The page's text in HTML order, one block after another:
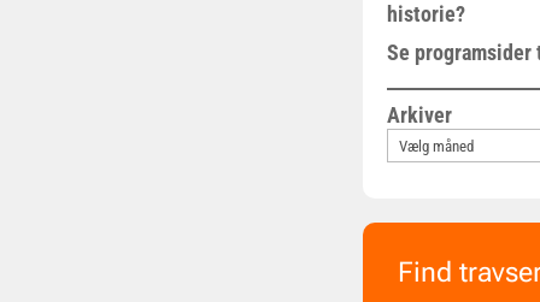
historie?
Se
Arkiver
Find